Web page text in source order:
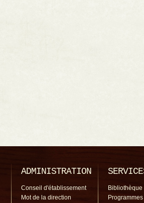
ADMINISTRATION
Conseil d'établissement
Mot de la direction
Bibliothèque
Programmes